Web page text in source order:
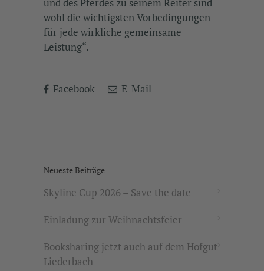
wohl die wichtigsten Vorbedingungen
für jede wirkliche gemeinsame
Leistung“.
Facebook E-Mail
Neueste Beiträge
Skyline Cup 2026 – Save the date
Einladung zur Weihnachtsfeier
Booksharing jetzt auch auf dem Hofgut
Liederbach